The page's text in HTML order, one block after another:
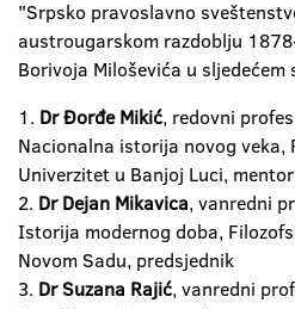
"Srpsko pravoslavno
austrougarskom razdoblju
Borivoja Miloševića u sljedećem
1. Dr Đorđe Mikić, redovni
Nacionalna istorija novog veka,
Univerzitet u Banjoj Luci, mentor
2. Dr Dejan Mikavica, vanredni
Istorija modernog doba,
Novom Sadu, predsjednik
3. Dr Suzana Rajić, vanredni